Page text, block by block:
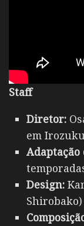
Staff
Diretor:
em
Design:
Shirobako)